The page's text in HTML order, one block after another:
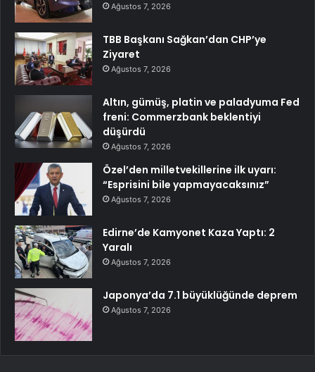
Ağustos 7, 2026
TBB Başkanı Sağkan’dan CHP’ye
Ziyaret
Ağustos 7, 2026
Altın, gümüş, platin ve paladyuma Fed
freni: Commerzbank beklentiyi
düşürdü
Ağustos 7, 2026
Özel’den milletvekillerine ilk uyarı:
“Esprisini bile yapmayacaksınız”
Ağustos 7, 2026
Edirne’de Kamyonet Kaza Yaptı: 2
Yaralı
Ağustos 7, 2026
Japonya’da 7.1 büyüklüğünde deprem
Ağustos 7, 2026